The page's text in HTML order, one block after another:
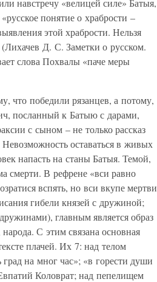
навстречу «велицей силе» Батыя,
понятие о храбрости –
этой храбрости. Нельзя
Д. С. Заметки о русском.
слова Похвалы «паче меры
что победили рязанцев, а потому,
посланный к Батыю с дарами,
с сыном – не только рассказ
оставаться в живых
напасть на станы Батыя. Темой,
смерти. В рефрене «вси равно
вспять, но вси вкупе мертви
гибели князей с дружиной;
главным является образ
С этим связана основная
плачей. Их 7: над телом
на мног час»; «в горести души
Коловрат; над пепелищем